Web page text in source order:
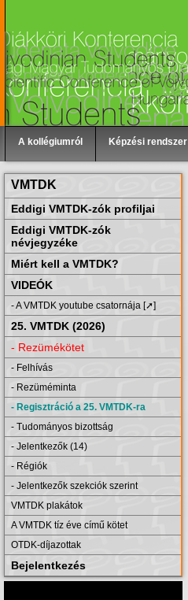
A kollégiumról Képzési rendszer
VMTDK
Eddigi VMTDK-zók profiljai
Eddigi VMTDK-zók
névjegyzéke
Miért kell a VMTDK?
VIDEÓK
- A VMTDK youtube csatornája [➚]
25. VMTDK (2026)
- Rezümékötet
- Felhívás
- Rezüméminta
- Regisztráció a 25. VMTDK-ra
- Tudományos bizottság
- Jelentkezők (14)
- Régiók
- Jelentkezők szekciók szerint
VMTDK plakátok
A VMTDK tíz éve című kötet
OTDK-díjazottak
Bejelentkezés